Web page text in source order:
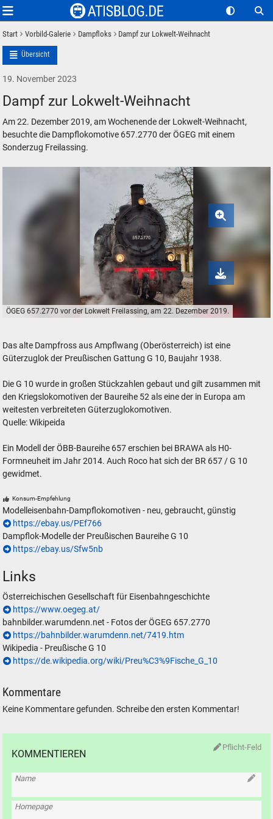
Start Vorbild-Galerie Dampfloks Dampf zur Lokwelt-Weihnacht
Übersicht
19. November 2023
Dampf zur Lokwelt-Weihnacht
Am 22. Dezember 2019, am Wochenende der Lokwelt-Weihnacht,
besuchte die Dampflokomotive 657.2770 der ÖGEG mit einem
Sonderzug Freilassing.
ÖGEG 657.2770 vor der Lokwelt Freilassing, am 22. Dezember 2019.
Das alte Dampfross aus Ampflwang (Oberösterreich) ist eine
Güterzuglok der Preußischen Gattung G 10, Baujahr 1938.
Die G 10 wurde in großen Stückzahlen gebaut und gilt zusammen mit
den Kriegslokomotiven der Baureihe 52 als eine der in Europa am
weitesten verbreiteten Güterzuglokomotiven.
Quelle: Wikipeida
Ein Modell der ÖBB-Baureihe 657 erschien bei BRAWA als H0-
Formneuheit im Jahr 2014. Auch Roco hat sich der BR 657 / G 10
gewidmet.
Konsum-Empfehlung
Modelleisenbahn-Dampflokomotiven - neu, gebraucht, günstig
https://ebay.us/PEf766
Dampflok-Modelle der Preußischen Baureihe G 10
https://ebay.us/Sfw5nb
Links
Österreichischen Gesellschaft für Eisenbahngeschichte
https://www.oegeg.at/
bahnbilder.warumdenn.net - Fotos der ÖGEG 657.2770
https://bahnbilder.warumdenn.net/7419.htm
Wikipedia - Preußische G 10
https://de.wikipedia.org/wiki/Preu%C3%9Fische_G_10
Kommentare
Keine Kommentare gefunden. Schreibe den ersten Kommentar!
Pflicht-Feld
KOMMENTIEREN
Name
Homepage